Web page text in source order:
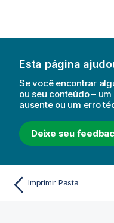
Esta página
Se você encontrar
ou seu conteúdo –
ausente ou um erro
Deixe seu
Imprimir Pasta